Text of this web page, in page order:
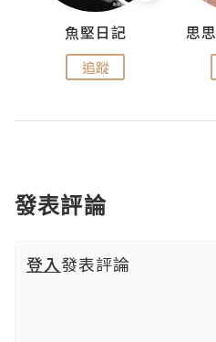
魚堅日記
追蹤
發表評論
登入發表評論